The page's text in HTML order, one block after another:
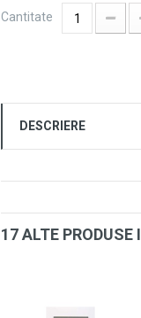
Cantitate
DESCRIERE
17 ALTE PRODUSE